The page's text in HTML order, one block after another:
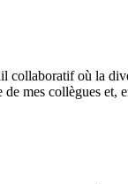
où la
mes collègues et,